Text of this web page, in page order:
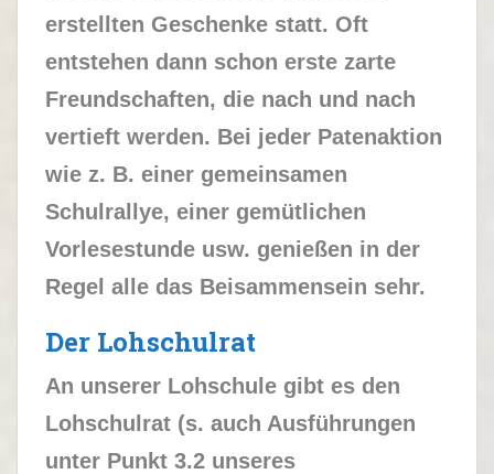
erstellten Geschenke statt. Oft
entstehen dann schon erste zarte
Freundschaften, die nach und nach
vertieft werden. Bei jeder Patenaktion
wie z. B. einer gemeinsamen
Schulrallye, einer gemütlichen
Vorlesestunde usw. genießen in der
Regel alle das Beisammensein sehr.
Der Lohschulrat
An unserer Lohschule gibt es den
Lohschulrat (s. auch Ausführungen
unter Punkt 3.2 unseres